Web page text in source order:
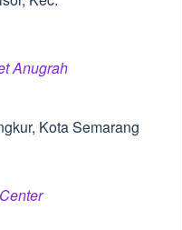
Anugrah
Kota Semarang